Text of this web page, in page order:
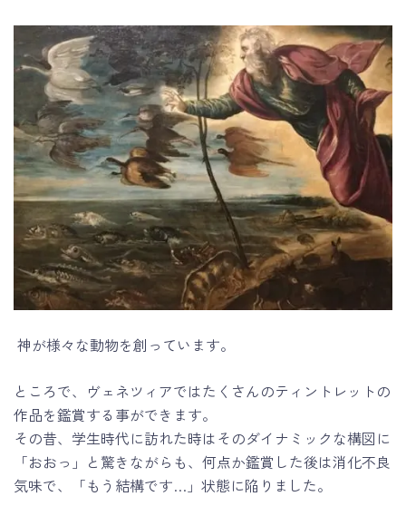
神が様々な動物を創っています。
ところで、ヴェネツィアではたくさんのティントレットの
作品を鑑賞する事ができます。
その昔、学生時代に訪れた時はそのダイナミックな構図に
「おおっ」と驚きながらも、何点か鑑賞した後は消化不良
気味で、「もう結構です…」状態に陥りました。